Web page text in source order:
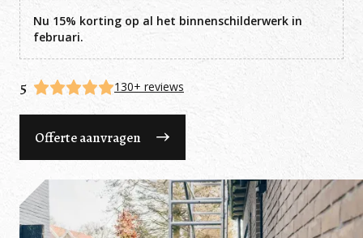
Nu 15% korting op al het binnenschilderwerk in
februari.
5 130+ reviews
Offerte aanvragen